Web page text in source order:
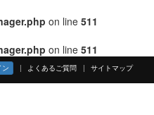
on line 511
on line 511
よくあるご質問 サイトマップ